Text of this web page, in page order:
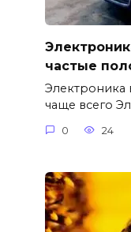
частые
Электроника
чаще всего
0 24